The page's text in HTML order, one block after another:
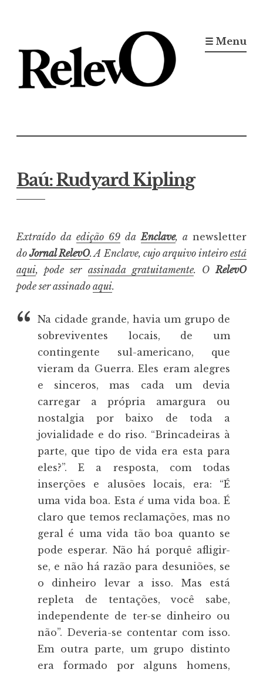
conteúdo
☰ Menu
Baú: Rudyard Kipling
Extraído da edição 69 daEnclave, a newsletter
doJornal RelevO. A Enclave, cujo arquivo inteiro está
aqui, pode ser assinada gratuitamente. ORelevO
pode ser assinado aqui.
Na cidade grande, havia um grupo de
sobreviventes locais, de um
contingente sul-americano, que
vieram da Guerra. Eles eram alegres
e sinceros, mas cada um devia
carregar a própria amargura ou
nostalgia por baixo de toda a
jovialidade e do riso. “Brincadeiras à
parte, que tipo de vida era esta para
eles?”. E a resposta, com todas
inserções e alusões locais, era: “É
uma vida boa. Esta éuma vida boa. É
claro que temos reclamações, mas no
geral é uma vida tão boa quanto se
pode esperar. Não há porquê afligir-
se, e não há razão para desuniões, se
o dinheiro levar a isso. Mas está
repleta de tentações, você sabe,
independente de ter-se dinheiro ou
não”. Deveria-se contentar com isso.
Em outra parte, um grupo distinto
era formado por alguns homens,